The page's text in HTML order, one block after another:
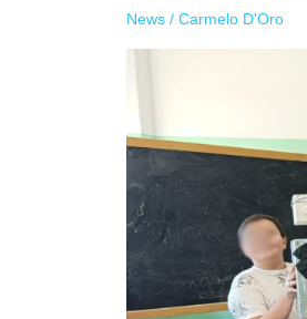
News /Carmelo D'Oro
al
Creativo
e
Sostenibilità